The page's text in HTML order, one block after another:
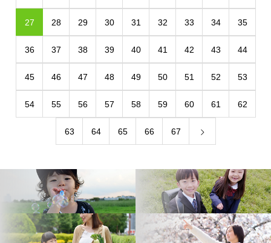
27 28 29 30 31 32 33 34 35
36 37 38 39 40 41 42 43 44
45 46 47 48 49 50 51 52 53
54 55 56 57 58 59 60 61 62
63 64 65 66 67